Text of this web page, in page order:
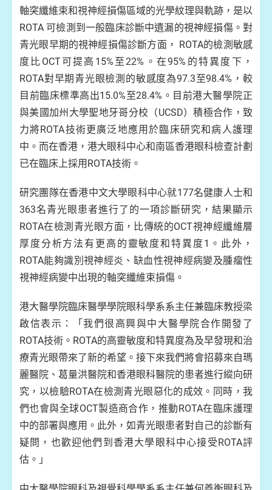
軸突纖維束和視神經損傷區域的光學紋理與軌跡，是以
ROTA 可檢測到一般臨床診斷中遺漏的視神經損傷。對
青光眼早期的視神經損傷診斷方面， ROTA的檢測敏感
度比OCT可提高15%至22%。在95%的特異度下，
ROTA對早期青光眼檢測的敏感度為97.3至98.4%，較
目前臨床標準高出15.0%至28.4%。目前港大醫學院正
與美國加州大學聖地牙哥分校（UCSD）積極合作，致
力將ROTA技術更廣泛地應用於臨床研究和病人護理
中。而在香港，港大眼科中心和南區香港眼科檢查計劃
已在臨床上採用ROTA技術。
研究團隊在香港中文大學眼科中心就177名健康人士和
363名青光眼患者進行了的一項診斷研究，結果顯示
ROTA在檢測青光眼方面，比傳統的OCT視神經纖維層
厚度分析方法有更高的靈敏度和特異度1。此外，
ROTA能夠識別視神經炎、缺血性視神經病變及腫瘤性
視神經病變中出現的軸突纖維束損傷。
港大醫學院臨床醫學學院眼科學系系主任兼臨床教授梁
啟信表示：「我們很高興與中大醫學院合作開發了
ROTA技術。ROTA的高靈敏度和特異度為及早發現和治
療青光眼帶來了新的希望。接下來我們將會招募來自瑪
麗醫院、葛量洪醫院和香港眼科醫院的患者進行縱向研
究，以檢驗ROTA在檢測青光眼惡化的成效。同時，我
們也會與全球OCT製造商合作，推動ROTA在臨床護理
中的部署與應用。此外，如青光眼患者對自己的診斷有
疑問，也歡迎他們到香港大學眼科中心接受ROTA評
估。」